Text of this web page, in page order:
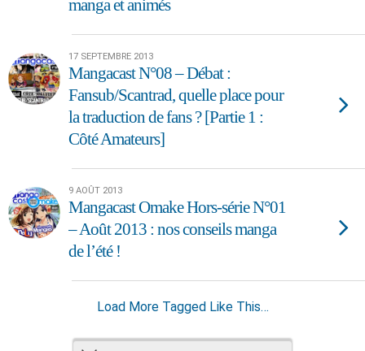
manga et animés
17 SEPTEMBRE 2013
Mangacast N°08 – Débat :
Fansub/Scantrad, quelle place pour
la traduction de fans ? [Partie 1 :
Côté Amateurs]
9 AOÛT 2013
Mangacast Omake Hors-série N°01
– Août 2013 : nos conseils manga
de l’été !
Load More Tagged Like This…